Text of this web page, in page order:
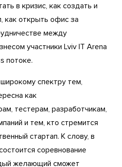
в кризис, как создать и
как открыть офис за
между
участники Lviv IT Arena
потоке.
спектру тем,
как
тестерам, разработчикам,
и тем, кто стремится
стартап. К слову, в
соревнование
желающий сможет